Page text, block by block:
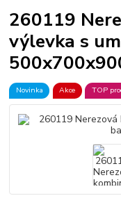
260119
výlevka s
Novinka Akce TOP